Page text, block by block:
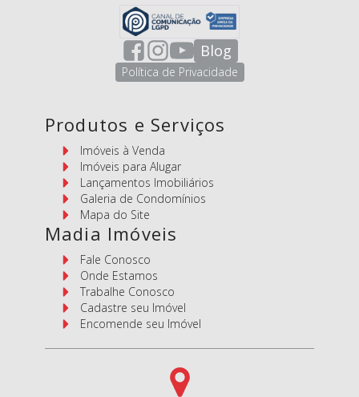
Blog
Política de Privacidade
Produtos e Serviços
Imóveis à Venda
Imóveis para Alugar
Lançamentos Imobiliários
Galeria de Condomínios
Mapa do Site
Madia Imóveis
Fale Conosco
Onde Estamos
Trabalhe Conosco
Cadastre seu Imóvel
Encomende seu Imóvel